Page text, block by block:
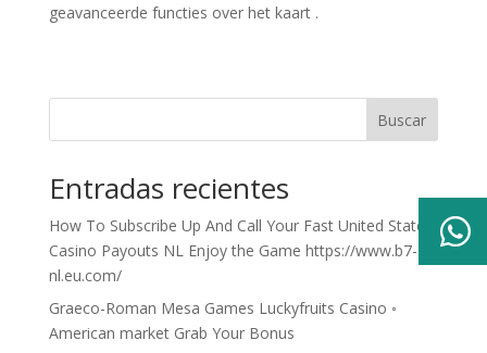
geavanceerde functies over het kaart .
Buscar
Entradas recientes
How To Subscribe Up And Call Your Fast United States
Casino Payouts NL Enjoy the Game https://www.b7-
nl.eu.com/
Graeco-Roman Mesa Games Luckyfruits Casino ◦
American market Grab Your Bonus
